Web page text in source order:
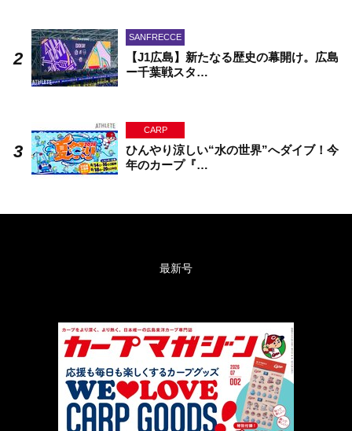
SANFRECCE
【J1広島】新たなる歴史の幕開け。広島
ー千葉戦スタ…
CARP
ひんやり涼しい“水の世界”へダイブ！今
年のカープ『…
最新号